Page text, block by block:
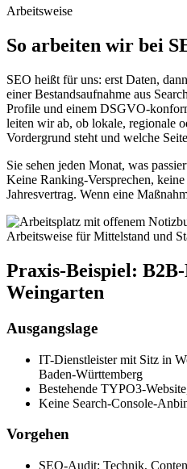
Arbeitsweise
So arbeiten wir bei
SEO heißt für uns: erst Daten,
einer Bestandsaufnahme aus
Profile und einem DSGVO-
leiten wir ab, ob lokale, regionale
Vordergrund steht und welche
Sie sehen jeden Monat, was
Keine Ranking-Versprechen,
Jahresvertrag. Wenn eine
Praxis-Beispiel:
Weingarten
Ausgangslage
IT-Dienstleister mit Sitz in
Baden-Württemberg
Bestehende TYPO3-
Keine Search-Console-
Vorgehen
SEO-Audit: Technik,